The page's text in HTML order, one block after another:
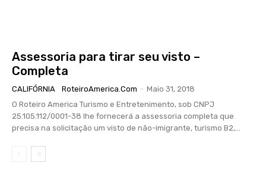
Assessoria para tirar seu visto –
Completa
CALIFÓRNIA RoteiroAmerica.Com - Maio 31, 2018
O Roteiro America Turismo e Entretenimento, sob CNPJ
25.105.112/0001-38 lhe fornecerá a assessoria completa que
precisa na solicitação um visto de não-imigrante, turismo B2,...